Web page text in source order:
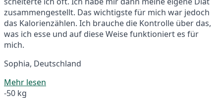
zusammengestellt. Das wichtigste für mich war jedoch
das Kalorienzählen. Ich brauche die Kontrolle über das,
was ich esse und auf diese Weise funktioniert es für
mich.
Sophia, Deutschland
Mehr lesen
-50 kg